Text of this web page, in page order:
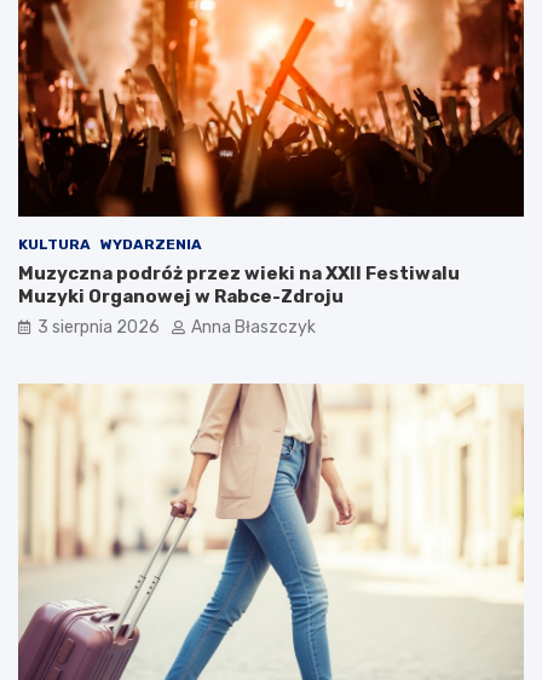
i
l
u
k
s
u
s
m
b
y
ć
?
KULTURA WYDARZENIA
Muzyczna podróż przez wieki na XXII Festiwalu
Muzyki Organowej w Rabce-Zdroju
3 sierpnia 2026 Anna Błaszczyk